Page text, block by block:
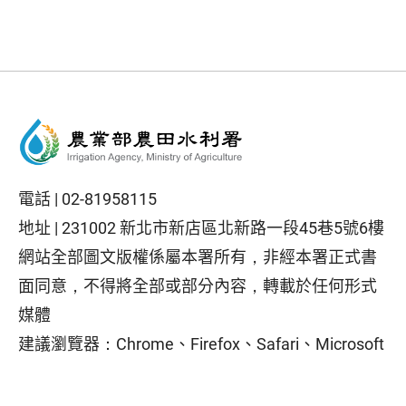
電話 | 02-81958115
地址 | 231002 新北市新店區北新路一段45巷5號6樓
網站全部圖文版權係屬本署所有，非經本署正式書
面同意，不得將全部或部分內容，轉載於任何形式
媒體
建議瀏覽器：Chrome、Firefox、Safari、Microsoft